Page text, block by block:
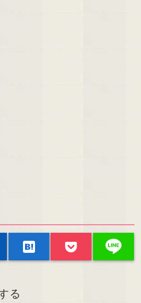
hatenabookmark line
る